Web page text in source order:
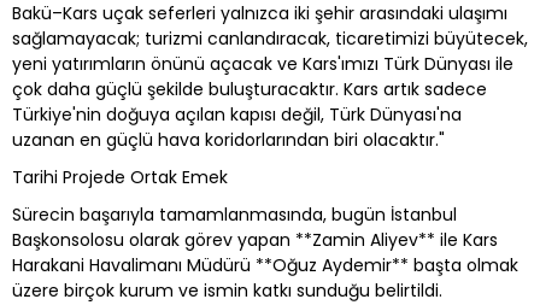
Bakü–Kars uçak seferleri yalnızca iki şehir arasındaki ulaşımı
sağlamayacak; turizmi canlandıracak, ticaretimizi büyütecek,
yeni yatırımların önünü açacak ve Kars'ımızı Türk Dünyası ile
çok daha güçlü şekilde buluşturacaktır. Kars artık sadece
Türkiye'nin doğuya açılan kapısı değil, Türk Dünyası'na
uzanan en güçlü hava koridorlarından biri olacaktır."
Tarihi Projede Ortak Emek
Sürecin başarıyla tamamlanmasında, bugün İstanbul
Başkonsolosu olarak görev yapan **Zamin Aliyev** ile Kars
Harakani Havalimanı Müdürü **Oğuz Aydemir** başta olmak
üzere birçok kurum ve ismin katkı sunduğu belirtildi.